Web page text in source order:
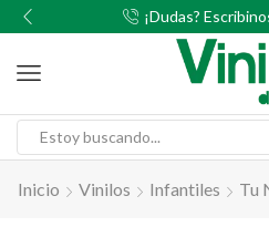
¡Dudas?
Inicio Vinilos Infantiles Tu